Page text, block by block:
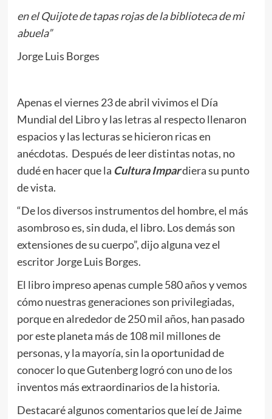
en el Quijote de tapas rojas de la biblioteca de mi
abuela”
Jorge Luis Borges
Apenas el viernes 23 de abril vivimos el Día
Mundial del Libro y las letras al respecto llenaron
espacios y las lecturas se hicieron ricas en
anécdotas. Después de leer distintas notas, no
dudé en hacer que la Cultura Impardiera su punto
de vista.
“De los diversos instrumentos del hombre, el más
asombroso es, sin duda, el libro. Los demás son
extensiones de su cuerpo”, dijo alguna vez el
escritor Jorge Luis Borges.
El libro impreso apenas cumple 580 años y vemos
cómo nuestras generaciones son privilegiadas,
porque en alrededor de 250 mil años, han pasado
por este planeta más de 108 mil millones de
personas, y la mayoría, sin la oportunidad de
conocer lo que Gutenberg logró con uno de los
inventos más extraordinarios de la historia.
Destacaré algunos comentarios que leí de Jaime